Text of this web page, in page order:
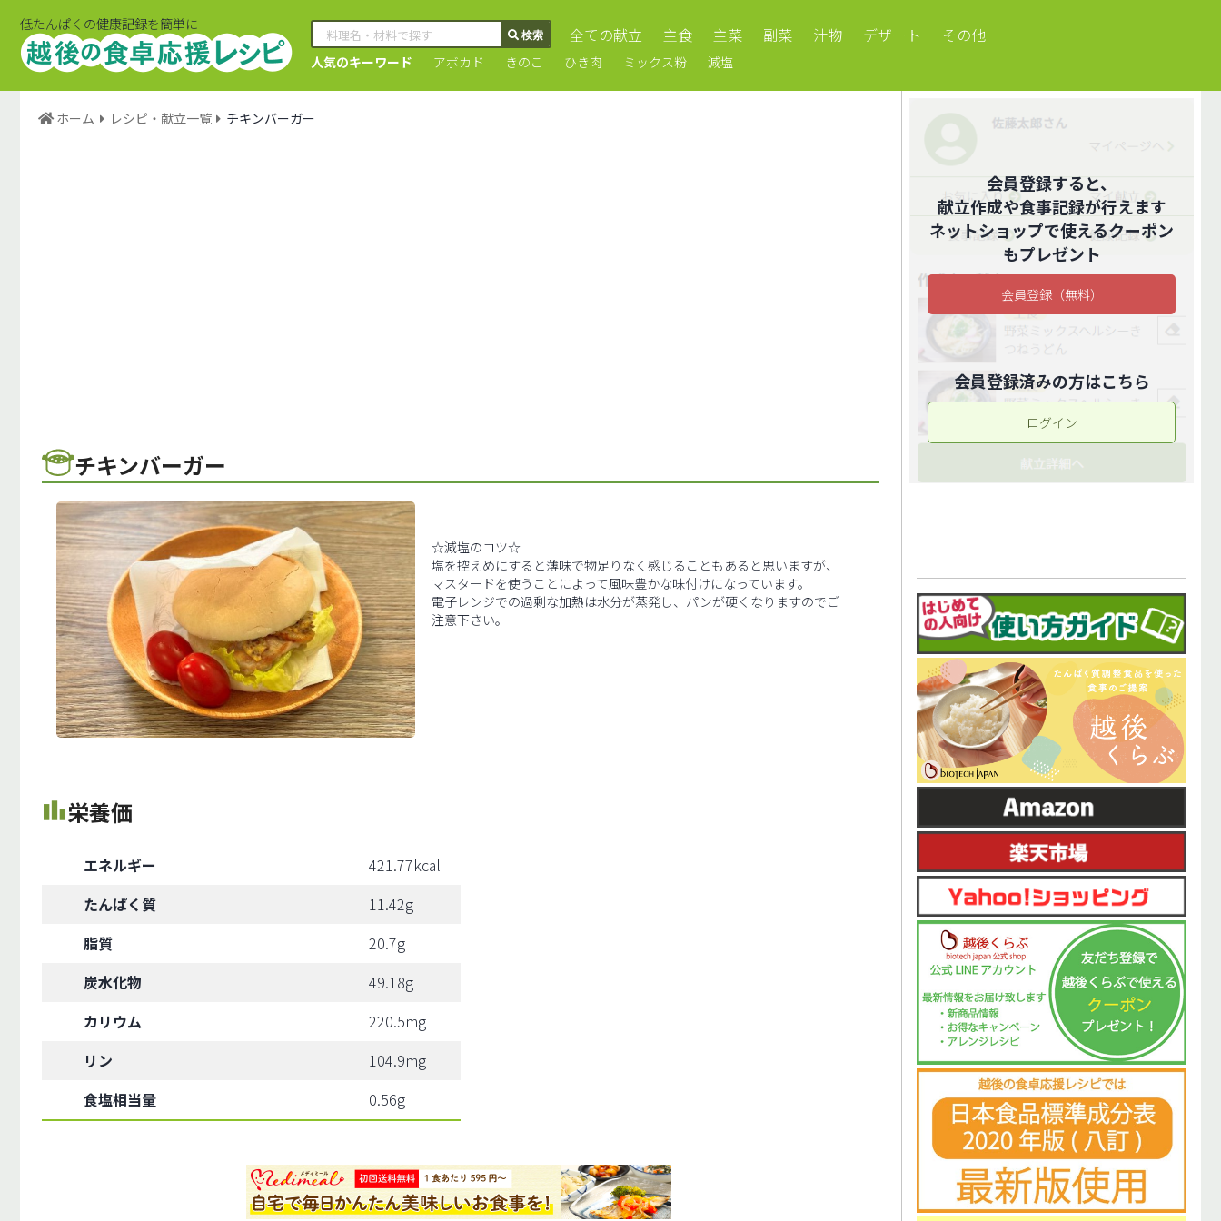
低たんぱくの健康記録を簡単に
全ての献立 主食 主菜 副菜 汁物 デザート その他
人気のキーワード アボカド きのこ ひき肉 ミックス粉 減塩
ホーム レシピ・献立一覧 チキンバーガー
チキンバーガー
☆減塩のコツ☆
塩を控えめにすると薄味で物足りなく感じることもあると思いますが、
マスタードを使うことによって風味豊かな味付けになっています。
電子レンジでの過剰な加熱は水分が蒸発し、パンが硬くなりますのでご
注意下さい。
栄養価
エネルギー
421.77kcal
たんぱく質
11.42g
脂質
20.7g
炭水化物
49.18g
カリウム
220.5mg
リン
104.9mg
食塩相当量
0.56g
会員登録すると、
献立作成や食事記録が行えます
ネットショップで使えるクーポン
もプレゼント
会員登録（無料）
会員登録済みの方はこちら
ログイン